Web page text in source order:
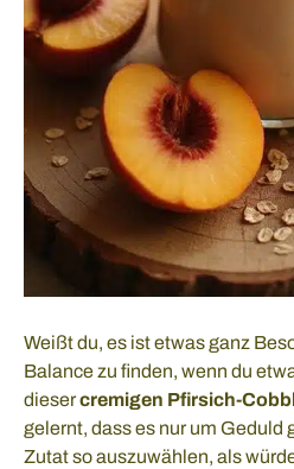
Weißt du, es ist etwas ganz
Balance zu finden, wenn du
diesercremigen Pfirsich-
gelernt, dass es nur um Geduld
Zutat so auszuwählen, als